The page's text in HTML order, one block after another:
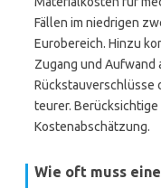
Fällen im niedrigen
Eurobereich. Hinzu
Zugang und Aufwand
Rückstauverschlüsse
teurer.
Kostenabschätzung.
Wie oft muss